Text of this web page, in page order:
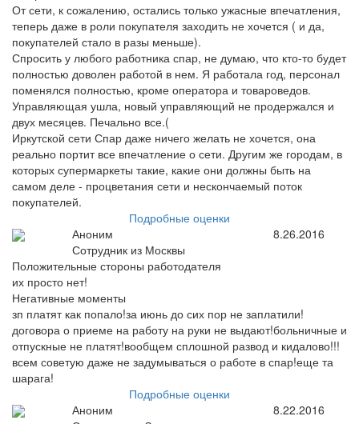
От сети, к сожалению, остались только ужасные впечатления,
теперь даже в роли покупателя заходить не хочется ( и да,
покупателей стало в разы меньше).
Спросить у любого работника спар, не думаю, что кто-то будет
полностью доволен работой в нем. Я работала год, персонал
поменялся полностью, кроме оператора и товароведов.
Управляющая ушла, новый управляющий не продержался и
двух месяцев. Печально все.(
Иркутской сети Спар даже ничего желать не хочется, она
реально портит все впечатление о сети. Другим же городам, в
которых супермаркеты такие, какие они должны быть на
самом деле - процветания сети и нескончаемый поток
покупателей.
Подробные оценки
Аноним
Сотрудник из Москвы
8.26.2016
Положительные стороны работодателя
их просто нет!
Негативные моменты
зп платят как попало!за июнь до сих пор не заплатили!
договора о приеме на работу на руки не выдают!больничные и
отпускные не платят!вообщем сплошной развод и кидалово!!!
всем советую даже не задумываться о работе в спар!еще та
шарага!
Подробные оценки
Аноним
8.22.2016